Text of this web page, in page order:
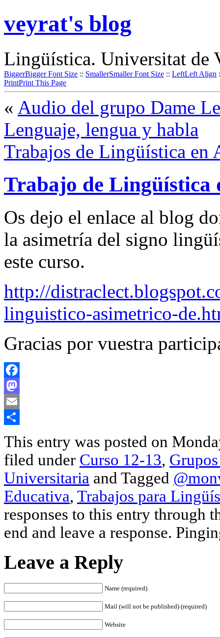
veyrat's blog
Lingüística. Universitat de
BiggerBigger Font Size :: SmallerSmaller Font Size :: LeftLeft Align
PrintPrint This Page
« Audio del grupo Dame
Lenguaje, lengua y habla
Trabajos de Lingüística en
Trabajo de Lingüística
Os dejo el enlace al blog
la asimetría del signo
este curso.
http://
linguistico-asimetrico-
Gracias por vuestra
Facebook
Mastodon
Email
This entry was posted on
filed under Curso 12-13,
Universitaria and Tagged
Educativa, Trabajos para
responses to this entry through
end and leave a response.
Leave a Reply
Name (required)
Mail (will not be published) (required)
Website